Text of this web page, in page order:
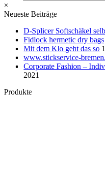
×
Neueste Beiträge
D-Splicer Softschäkel
Fidlock hermetic dry bags
Mit dem Klo geht das so
www.stickservice-
Corporate Fashion –
2021
Produkte